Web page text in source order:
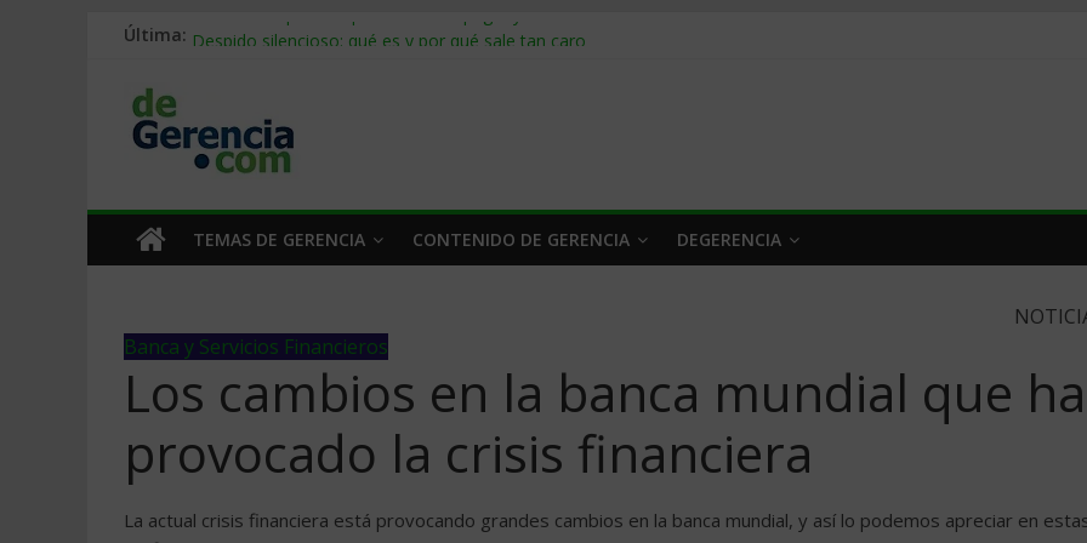
Última: Stablecoins para empresas: cómo pagar y cobrar en 2026
Trabajo forzoso en la cadena de suministro: qué hacer
Mercado hispano de EE. UU.: cómo segmentarlo y venderle
TEMAS DE GERENCIA CONTENIDO DE GERENCIA DEGERENCIA
Banca y Servicios Financieros
Los cambios en la banca mundial que ha
provocado la crisis financiera
La actual crisis financiera está provocando grandes cambios en la banca mundial, y así lo podemos apreciar en